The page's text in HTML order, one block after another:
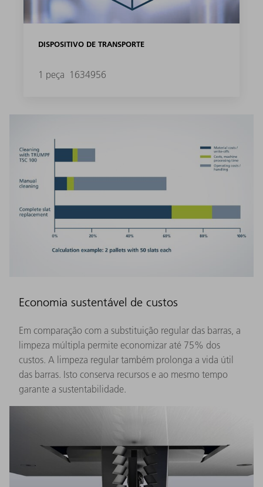
DISPOSITIVO DE TRANSPORTE
1 peça 1634956
Economia sustentável de custos
Em comparação com a substituição regular das barras, a
limpeza múltipla permite economizar até 75% dos
custos. A limpeza regular também prolonga a vida útil
das barras. Isto conserva recursos e ao mesmo tempo
garante a sustentabilidade.